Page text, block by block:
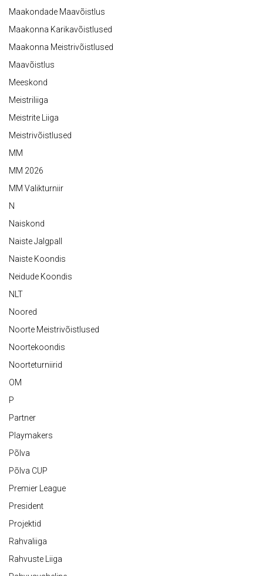
Maakondade Maavõistlus
Maakonna Karikavõistlused
Maakonna Meistrivõistlused
Maavõistlus
Meeskond
Meistriliiga
Meistrite Liiga
Meistrivõistlused
MM
MM 2026
MM Valikturniir
N
Naiskond
Naiste Jalgpall
Naiste Koondis
Neidude Koondis
NLT
Noored
Noorte Meistrivõistlused
Noortekoondis
Noorteturniirid
OM
P
Partner
Playmakers
Põlva
Põlva CUP
Premier League
President
Projektid
Rahvaliiga
Rahvuste Liiga